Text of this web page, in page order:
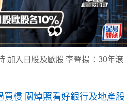
加入日股及歐股 李聲揚：30年滾
買樓 關焯照看好銀行及地產股